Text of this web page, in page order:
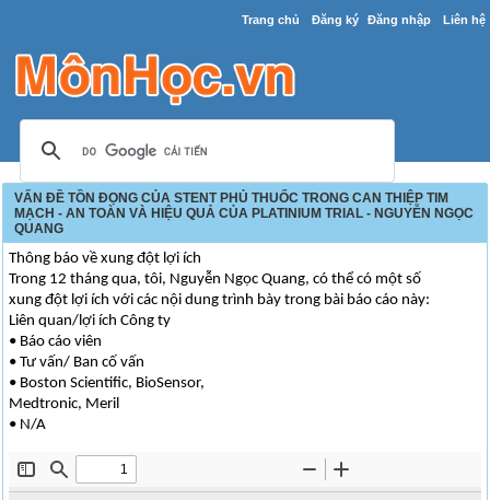
Trang chủ Đăng ký Đăng nhập Liên hệ
VẤN ĐỀ TỒN ĐỌNG CỦA STENT PHỦ THUỐC TRONG CAN THIỆP TIM
MẠCH - AN TOÀN VÀ HIỆU QUẢ CỦA PLATINIUM TRIAL - NGUYỄN NGỌC
QUANG
Thông báo về xung đột lợi ích
Trong 12 tháng qua, tôi, Nguyễn Ngọc Quang, có thể có một số
xung đột lợi ích với các nội dung trình bày trong bài báo cáo này:
Liên quan/lợi ích Công ty
• Báo cáo viên
• Tư vấn/ Ban cố vấn
• Boston Scientific, BioSensor,
Medtronic, Meril
• N/A